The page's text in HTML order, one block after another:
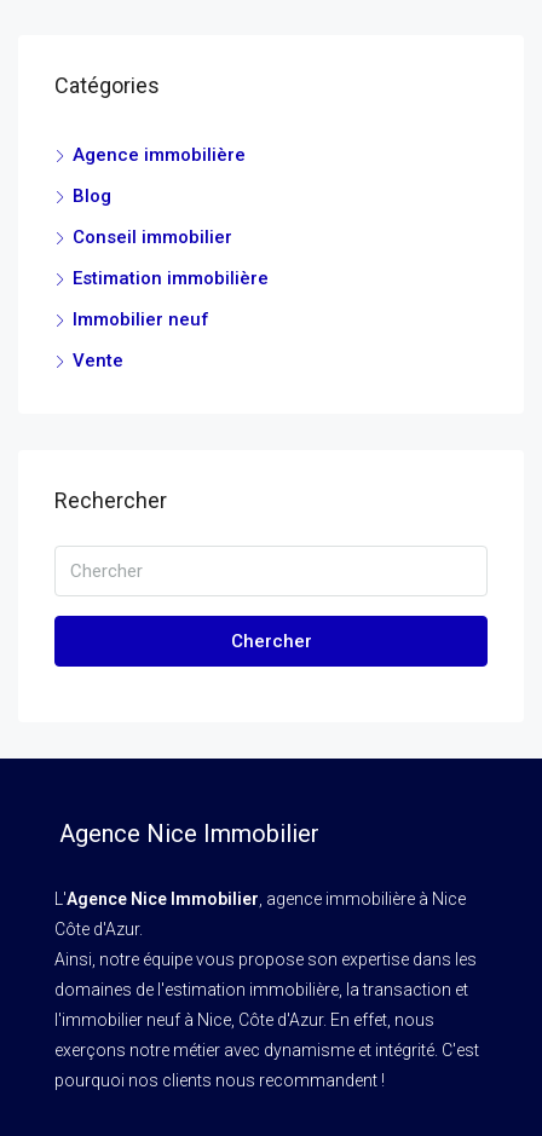
Catégories
Agence immobilière
Blog
Conseil immobilier
Estimation immobilière
Immobilier neuf
Vente
Rechercher
Chercher
Agence Nice Immobilier
L'Agence Nice Immobilier , agence immobilière à Nice
Côte d'Azur.
Ainsi, notre équipe vous propose son expertise dans les
domaines de l'estimation immobilière, la transaction et
l'immobilier neuf à Nice, Côte d'Azur. En effet, nous
exerçons notre métier avec dynamisme et intégrité. C'est
pourquoi nos clients nous recommandent !